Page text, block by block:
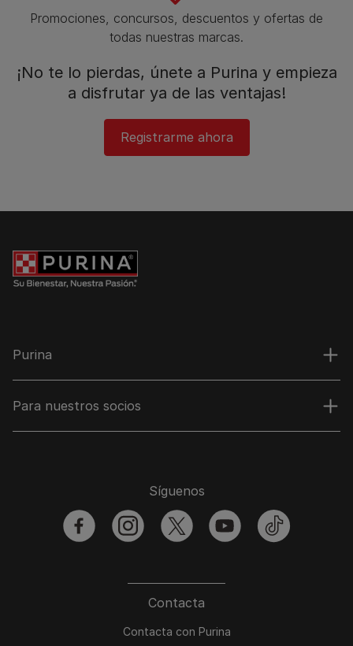
Promociones, concursos, descuentos y ofertas de
todas nuestras marcas.​
¡No te lo pierdas, únete a Purina y empieza
a disfrutar ya de las ventajas!​
Registrarme ahora
Purina
Para nuestros socios
Contacta
Contacta con Purina
Síguenos
facebookinstagramtwitter youtubetiktok